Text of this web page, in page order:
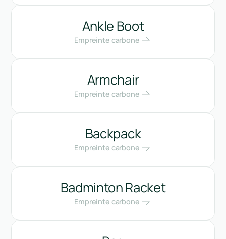
Ankle Boot
Empreinte carbone
Armchair
Empreinte carbone
Backpack
Empreinte carbone
Badminton Racket
Empreinte carbone